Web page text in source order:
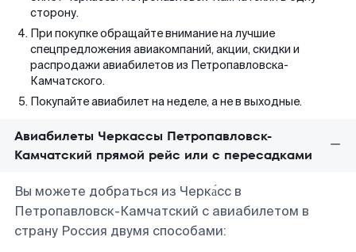
сторону.
При покупке обращайте внимание на лучшие
спецпредложения авиакомпаний, акции, скидки и
распродажи авиабилетов из Петропавловска-
Камчатского.
Покупайте авиабилет на неделе, а не в выходные.
Авиабилеты Черкассы Петропавловск-
Камчатский прямой рейс или с пересадками
Вы можете добраться из Черка́сс в
Петропавловск-Камчатский с авиабилетом в
страну Россия двумя способами: